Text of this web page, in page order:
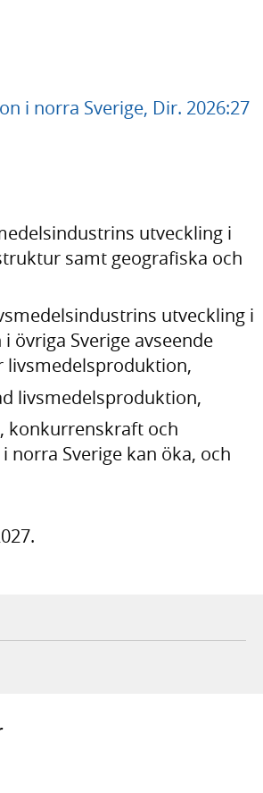
i norra Sverige, Dir. 2026:27
utveckling i
samt geografiska och
utveckling i
övriga Sverige avseende
livsmedelsproduktion,
livsmedelsproduktion,
konkurrenskraft och
Sverige kan öka, och
webbplats,
postklient,